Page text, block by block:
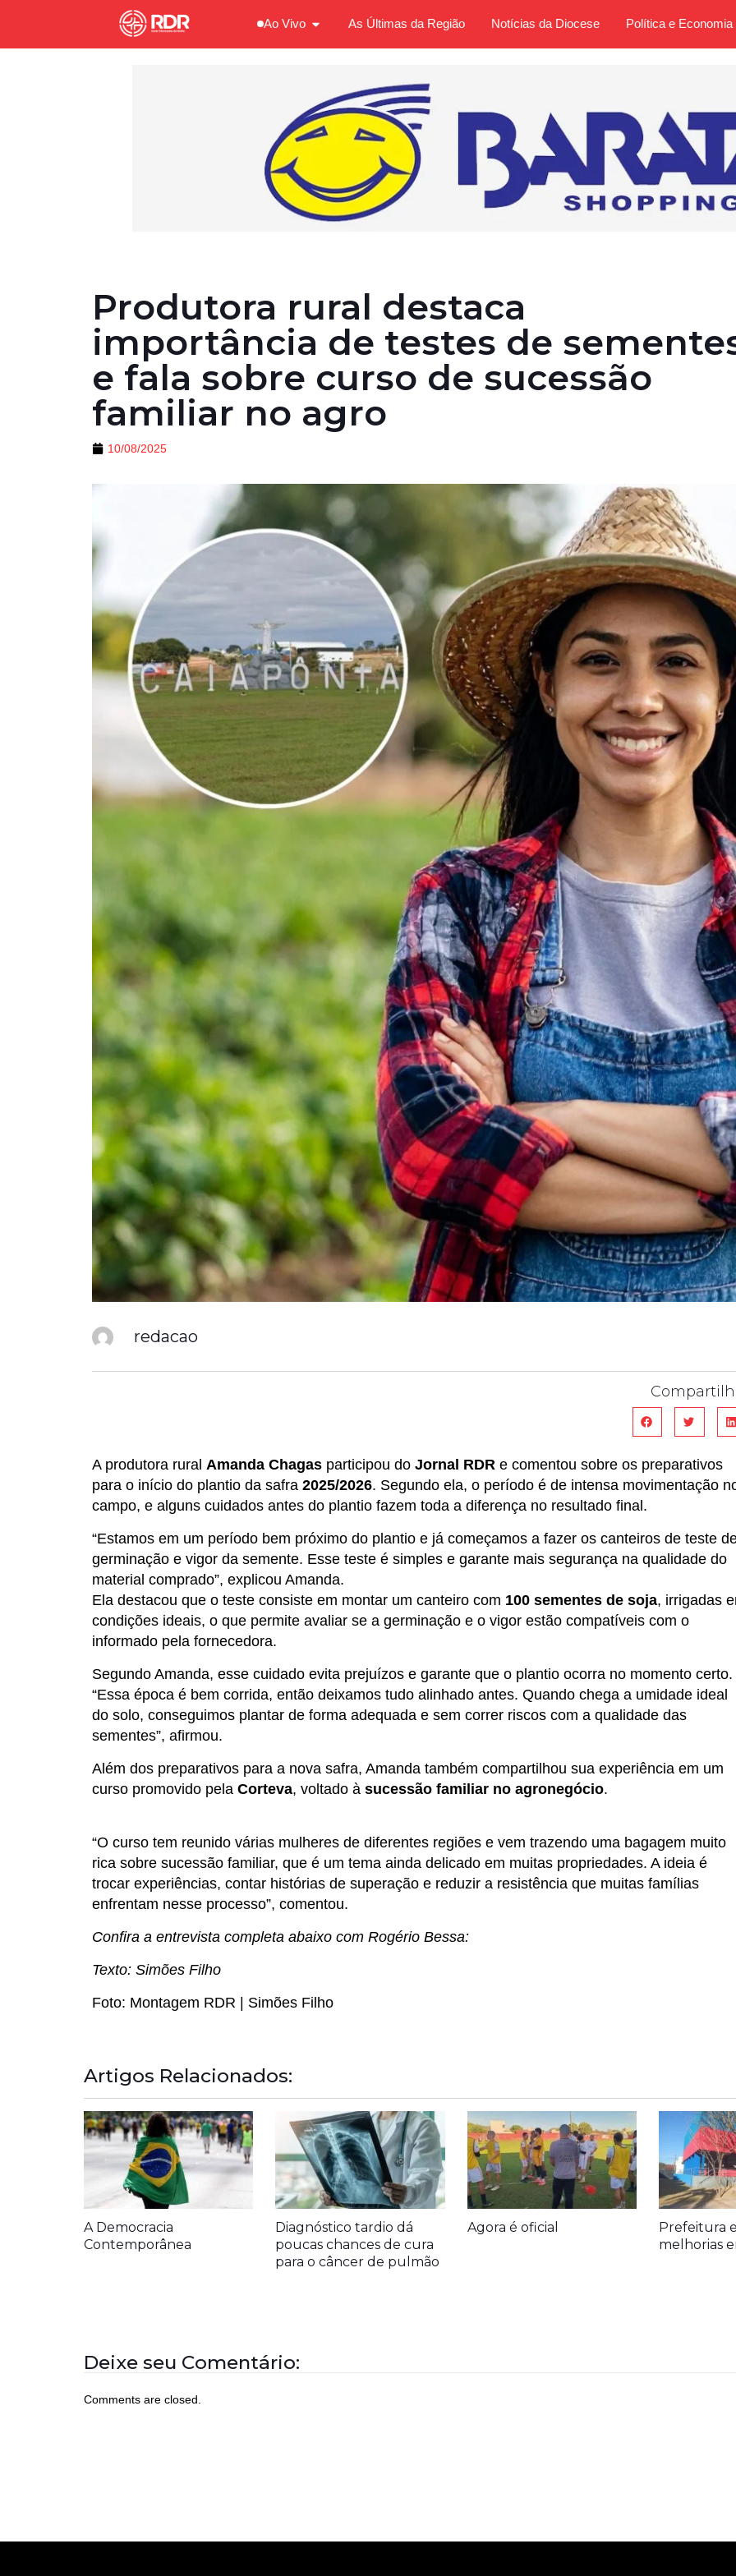
Ao Vivo As Últimas da Região Notícias da Diocese Política e Economia
Produtora rural destaca
importância de testes de
e fala sobre curso de sucessão
familiar no agro
10/08/2025
redacao
A produtora rural Amanda Chagas participou do Jornal RDR e comentou sobre os preparativos
para o início do plantio da safra 2025/2026. Segundo ela, o período é de intensa movimentação
campo, e alguns cuidados antes do plantio fazem toda a diferença no resultado final.
“Estamos em um período bem próximo do plantio e já começamos a fazer os canteiros de teste
germinação e vigor da semente. Esse teste é simples e garante mais segurança na qualidade do
material comprado”, explicou Amanda.
Ela destacou que o teste consiste em montar um canteiro com 100 sementes de soja, irrigadas
condições ideais, o que permite avaliar se a germinação e o vigor estão compatíveis com o
informado pela fornecedora.
Segundo Amanda, esse cuidado evita prejuízos e garante que o plantio ocorra no momento certo.
“Essa época é bem corrida, então deixamos tudo alinhado antes. Quando chega a umidade ideal
do solo, conseguimos plantar de forma adequada e sem correr riscos com a qualidade das
sementes”, afirmou.
Além dos preparativos para a nova safra, Amanda também compartilhou sua experiência em um
curso promovido pela Corteva, voltado à sucessão familiar no agronegócio.
“O curso tem reunido várias mulheres de diferentes regiões e vem trazendo uma bagagem muito
rica sobre sucessão familiar, que é um tema ainda delicado em muitas propriedades. A ideia é
trocar experiências, contar histórias de superação e reduzir a resistência que muitas famílias
enfrentam nesse processo”, comentou.
Confira a entrevista completa abaixo com Rogério Bessa:
Texto: Simões Filho
Foto: Montagem RDR | Simões Filho
Artigos Relacionados:
A Democracia
Contemporânea
Diagnóstico tardio dá
poucas chances de cura
para o câncer de pulmão
Agora é oficial
Prefeitura
melhorias
Deixe seu Comentário:
Comments are closed.